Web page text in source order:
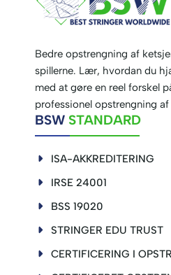
Bedre opstrengning af
spillerne. Lær, hvordan du
med at gøre en reel forskel
professionel opstrengning af
BSW STANDARD
ISA-AKKREDITERING
IRSE 24001
BSS 19020
STRINGER EDU TRUST
CERTIFICERING I